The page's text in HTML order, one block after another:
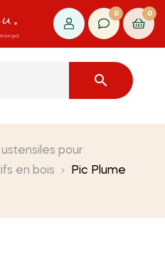
0 0

pour
en bois
Pic Plume